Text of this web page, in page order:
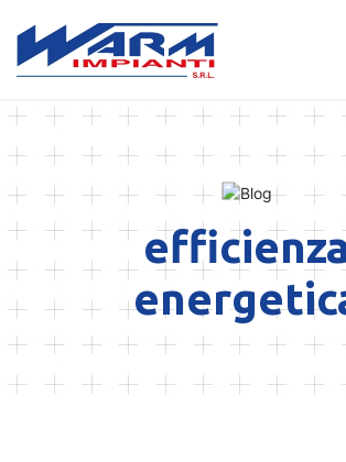
Skip
content